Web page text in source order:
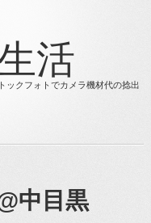
活
ックフォトでカメラ機材代の捻出
中目黒